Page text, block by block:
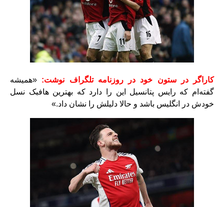
کاراگر در ستون خود در روزنامه تلگراف نوشت: «همیشه
گفته‌ام که رایس پتانسیل این را دارد که بهترین هافبک نسل
خودش در انگلیس باشد و حالا دلیلش را نشان داد.»